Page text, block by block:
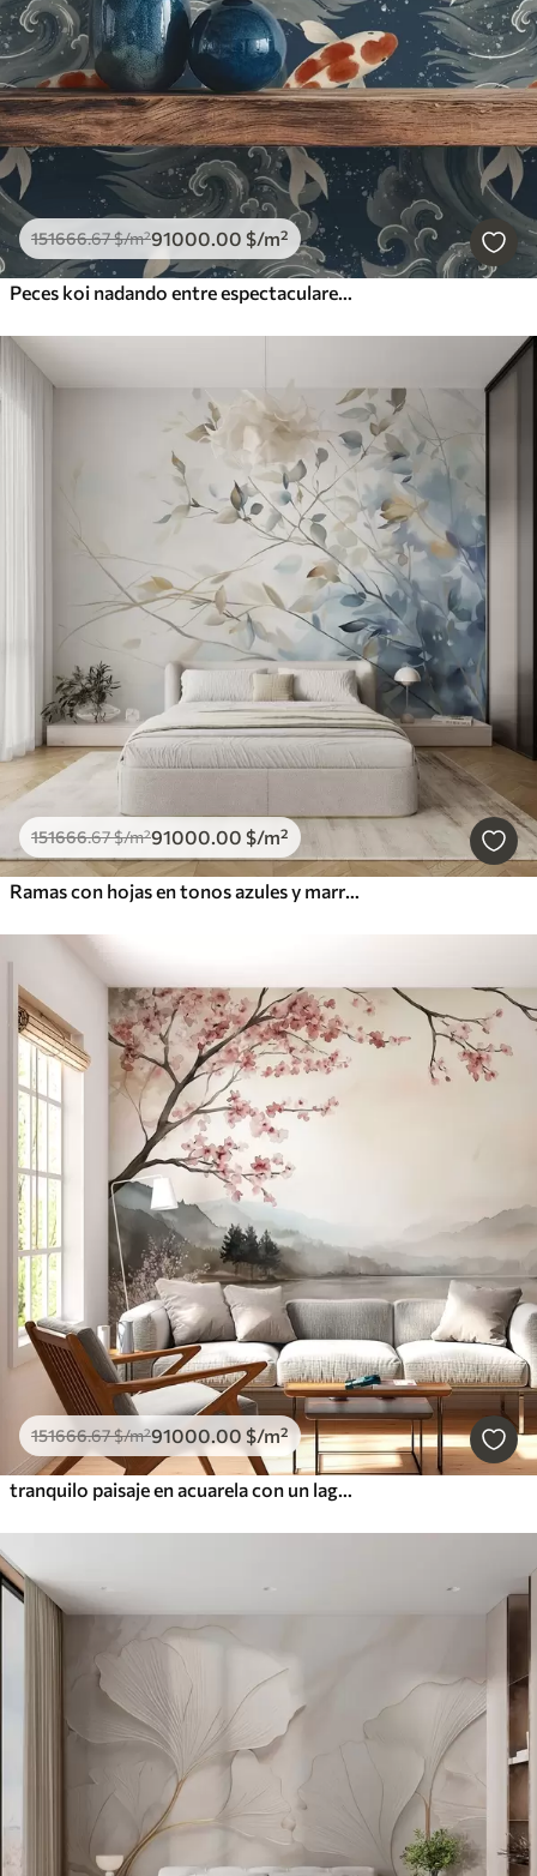
151666.67$/m²91000.00 $/m²
Peces koi nadando entre espectaculares olas oceánicas
151666.67$/m²91000.00 $/m²
Ramas con hojas en tonos azules y marrones, fondo claro, suave y delicado, estilo acuarela
151666.67$/m²91000.00 $/m²
tranquilo paisaje en acuarela con un lago y un árbol en flor